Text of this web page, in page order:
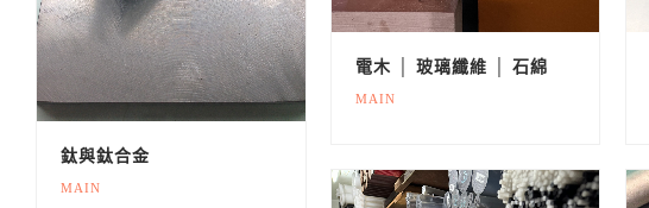
鈦與鈦合金
MAIN
電木 │ 玻璃纖維 │ 石綿
MAIN